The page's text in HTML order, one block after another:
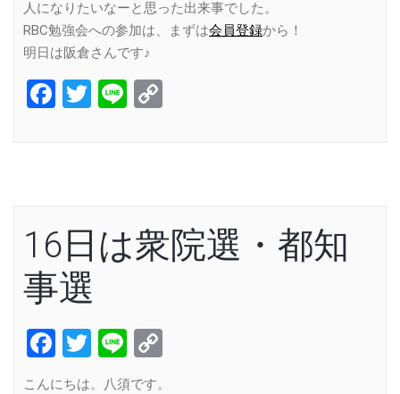
人になりたいなーと思った出来事でした。
RBC勉強会への参加は、まずは会員登録から！
明日は阪倉さんです♪
Facebook
Twitter
Line
16日は衆院選・都知
事選
Facebook
Twitter
Line
こんにちは。八須です。